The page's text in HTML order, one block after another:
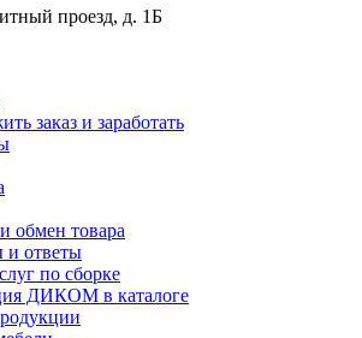
проезд, д. 1Б
заказ и заработать
обмен товара
и ответы
по сборке
ДИКОМ в каталоге